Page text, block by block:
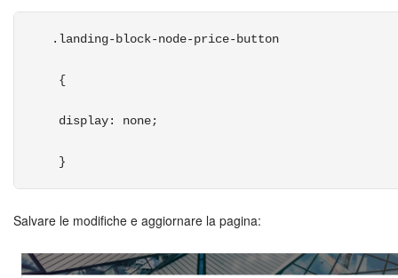
.landing-block-node-price-button
{
display: none;
}
Salvare le modifiche e aggiornare la pagina: